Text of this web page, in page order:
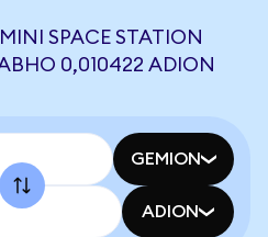
SPACE STATION
0,010422 ADION
GEMION
ADION